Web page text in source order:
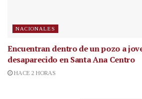
NACIONALES
Encuentran dentro de un pozo a
desaparecido en Santa Ana Centro
HACE 2 HORAS